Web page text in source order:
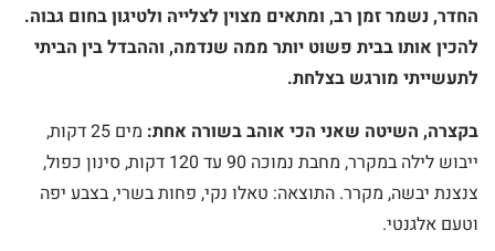
n
החדר, נשמר זמן רב, ומתאים מצוין לצלייה ולטיגון בחום גבוה.
להכין אותו בבית פשוט יותר ממה שנדמה, וההבדל בין הביתי
לתעשייתי מורגש בצלחת.
בקצרה, השיטה שאני הכי אוהב בשורה אחת:
מים 25 דקות,
ייבוש לילה במקרר, מחבת נמוכה 90 עד 120 דקות, סינון כפול,
צנצנת יבשה, מקרר. התוצאה: טאלו נקי, פחות בשרי, בצבע יפה
וטעם אלגנטי.